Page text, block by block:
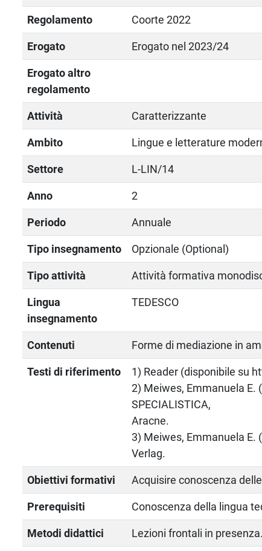
Regolamento Coorte 2022
Erogato Erogato nel 2023/24
Erogato altro
regolamento
Attività Caratterizzante
Ambito Lingue e letterature
Settore L-LIN/14
Anno 2
Periodo Annuale
Tipo insegnamento Opzionale (Optional)
Tipo attività Attività formativa
Lingua
insegnamento
TEDESCO
Contenuti Forme di mediazione in
Testi di riferimento
1) Reader (disponibile su
2) Meiwes, Emmanuela E.
SPECIALISTICA,
Aracne.
3) Meiwes, Emmanuela E.
Verlag.
Obiettivi formativi Acquisire conoscenza
Prerequisiti Conoscenza della lingua
Metodi didattici Lezioni frontali in presenza.